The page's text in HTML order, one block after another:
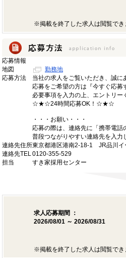
※掲載を終了した求人は閲覧でき
応募情報
地図
勤務地
応募方法
当社の求人をご覧いただき、誠に
応募をご希望の方は『今すぐ応
必要事項を入力の上、エントリー
☆★☆24時間応募OK！☆★☆
・・・お願い・・・
応募の際は、連絡先に「携帯電
普段つながりやすい連絡先を入力
連絡先住所東京都港区港南2-18-1 JR品川イ
連絡先TEL0120-355-529
担当
すき家採用センター
求人応募期間 ：
2026/08/01 ～ 2026/08/31
※掲載を終了した求人は閲覧でき